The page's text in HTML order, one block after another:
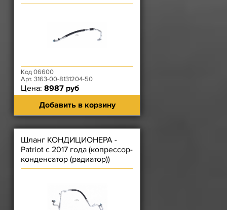
Код 06600
Арт. 3163-00-8131204-50
Цена: 8987 руб
Добавить в корзину
Шланг КОНДИЦИОНЕРА -
Patriot с 2017 года (копрессор-
конденсатор (радиатор))